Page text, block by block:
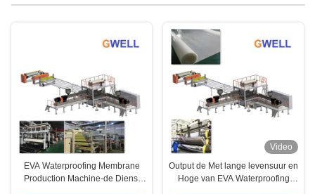
EVA Waterproofing Membrane
Production Machine-de Dienst
Video
Output de Met lange levensuur en
Hoge van EVA Waterproofing